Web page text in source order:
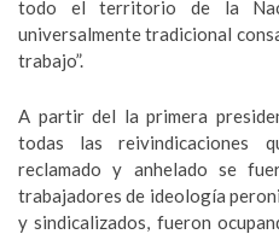
todo el territorio de la
universalmente tradicional
trabajo”.
A partir del la primera
todas las reivindicaciones
reclamado y anhelado se
trabajadores de ideología
y sindicalizados, fueron